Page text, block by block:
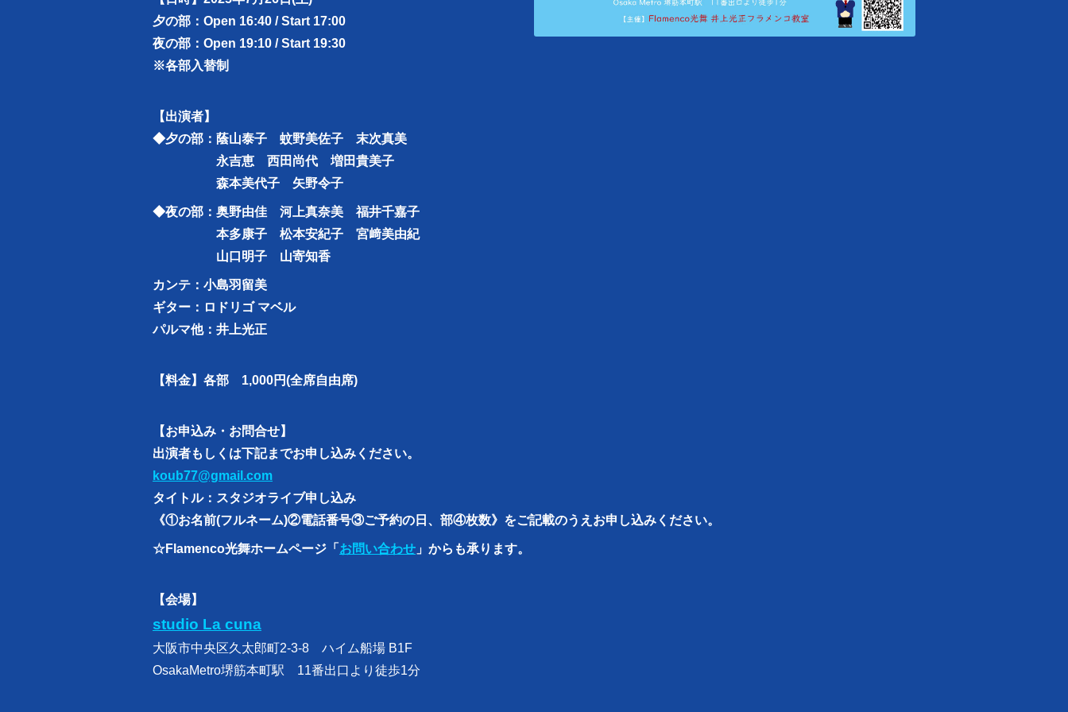
夕の部：Open 16:40 / Start 17:00
夜の部：Open 19:10 / Start 19:30
※各部入替制
【出演者】
◆夕の部：蔭山泰子 蚊野美佐子 末次真美
永吉恵 西田尚代 増田貴美子
森本美代子 矢野令子
◆夜の部：奥野由佳 河上真奈美 福井千嘉子
本多康子 松本安紀子 宮﨑美由紀
山口明子 山寄知香
カンテ：小島羽留美
ギター：ロドリゴ マベル
パルマ他：井上光正
【料金】各部 1,000円(全席自由席)
【お申込み・お問合せ】
出演者もしくは下記までお申し込みください。
koub77@gmail.com
タイトル：スタジオライブ申し込み
《①お名前(フルネーム)②電話番号③ご予約の日、部④枚数》をご記載のうえお申し込みください。
☆Flamenco光舞ホームページ「 お問い合わせ 」からも承ります。
【会場】
studio La cuna
大阪市中央区久太郎町2-3-8 ハイム船場 B1F
OsakaMetro堺筋本町駅 11番出口より徒歩1分